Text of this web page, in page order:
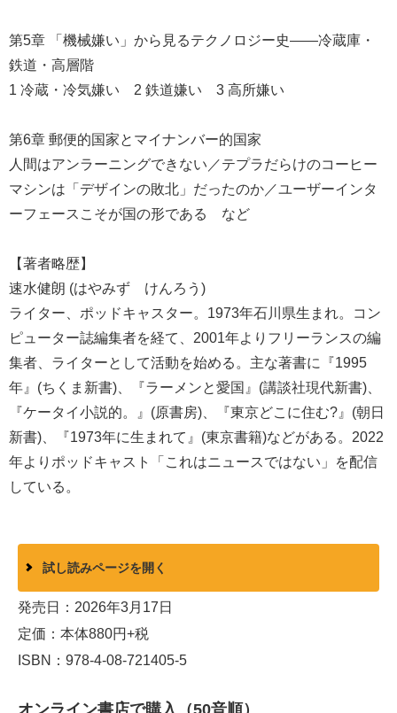
第5章 「機械嫌い」から見るテクノロジー史――冷蔵庫・
鉄道・高層階
1 冷蔵・冷気嫌い 2 鉄道嫌い 3 高所嫌い
第6章 郵便的国家とマイナンバー的国家
人間はアンラーニングできない／テプラだらけのコーヒー
マシンは「デザインの敗北」だったのか／ユーザーインタ
ーフェースこそが国の形である など
【著者略歴】
速水健朗 (はやみず けんろう)
ライター、ポッドキャスター。1973年石川県生まれ。コン
ピューター誌編集者を経て、2001年よりフリーランスの編
集者、ライターとして活動を始める。主な著書に『1995
年』(ちくま新書)、『ラーメンと愛国』(講談社現代新書)、
『ケータイ小説的。』(原書房)、『東京どこに住む?』(朝日
新書)、『1973年に生まれて』(東京書籍)などがある。2022
年よりポッドキャスト「これはニュースではない」を配信
している。
試し読みページを開く
発売日：2026年3月17日
定価：本体880円+税
ISBN：978-4-08-721405-5